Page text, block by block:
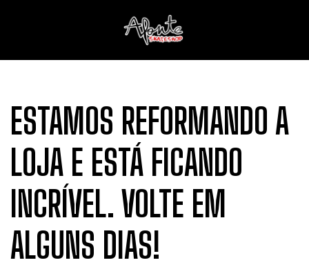
ESTAMOS REFORMANDO A
LOJA E ESTÁ FICANDO
INCRÍVEL. VOLTE EM
ALGUNS DIAS!